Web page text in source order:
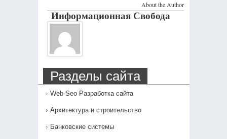
About the Author
Информационная Свобода
Разделы сайта
Web-Seo Разработка сайта
Архитектура и строительство
Банковские системы